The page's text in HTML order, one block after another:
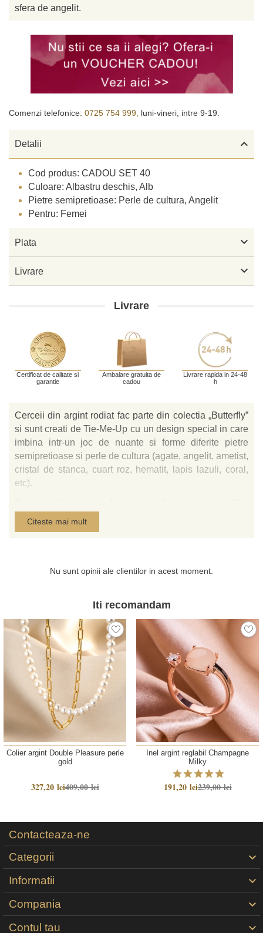
sfera de angelit.
Comenzi telefonice: 0725 754 999, luni-vineri, intre 9-19.
Detalii 
Cod produs: CADOU SET 40
Culoare: Albastru deschis, Alb
Pietre semipretioase: Perle de cultura, Angelit
Pentru: Femei
Plata 
Livrare 
Livrare
Certificat de calitate si
garantie
Ambalare gratuita de
cadou
Livrare rapida in 24-48
h
Cerceii din argint rodiat fac parte din colectia „Butterfly”
si sunt creati de Tie-Me-Up cu un design special in care
imbina intr-un joc de nuante si forme diferite pietre
semipretioase si perle de cultura (agate, angelit, ametist,
cristal de stanca, cuart roz, hematit, lapis lazuli, coral,
etc).
Me-Up cu un design special in care imbina intr-un joc de
nuante si forme diferite pietre semipretioase si perle de
si prinderea sunt din inox.
Citeste mai mult
Nu sunt opinii ale clientilor in acest moment.
Iti recomandam
Colier argint Double Pleasure perle
gold
327,20 lei409,00 lei
Inel argint reglabil Champagne
Milky
191,20 lei239,00 lei
Contacteaza-ne
Categorii

Informatii 
Compania 
Contul tau 